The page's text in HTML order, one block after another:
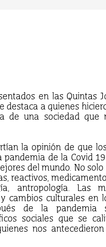
en las Quintas
destaca a quienes
de una sociedad que
la opinión de que
de la Covid
del mundo. No solo
reactivos,
antropología. Las
cambios culturales en
de la pandemia
sociales que se
nos